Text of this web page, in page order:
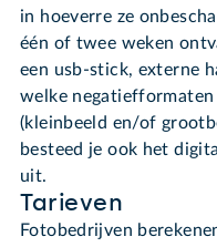
in hoeverre ze
één of twee weken
een usb-stick, externe
welke
(kleinbeeld en/of
besteed je ook het
uit.
Tarieven
Fotobedrijven